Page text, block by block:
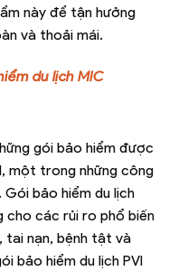
này để tận hưởng
và thoải mái.
du lịch MIC
gói bảo hiểm được
một trong những công
bảo hiểm du lịch
cho các rủi ro phổ biến
tai nạn, bệnh tật và
bảo hiểm du lịch PVI